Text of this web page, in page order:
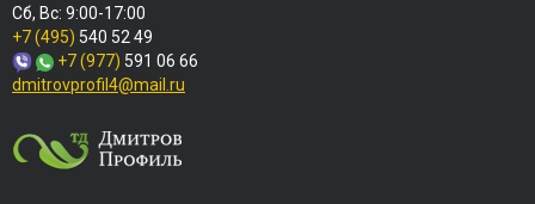
Сб, Вс: 9:00-17:00
+7 (495) 540 52 49
+7 (977) 591 06 66
dmitrovprofil4@mail.ru